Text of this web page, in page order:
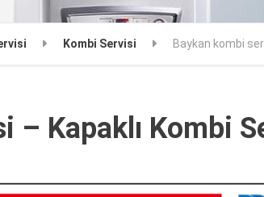
Kombi Servisi Baykan kombi
– Kapaklı Kombi